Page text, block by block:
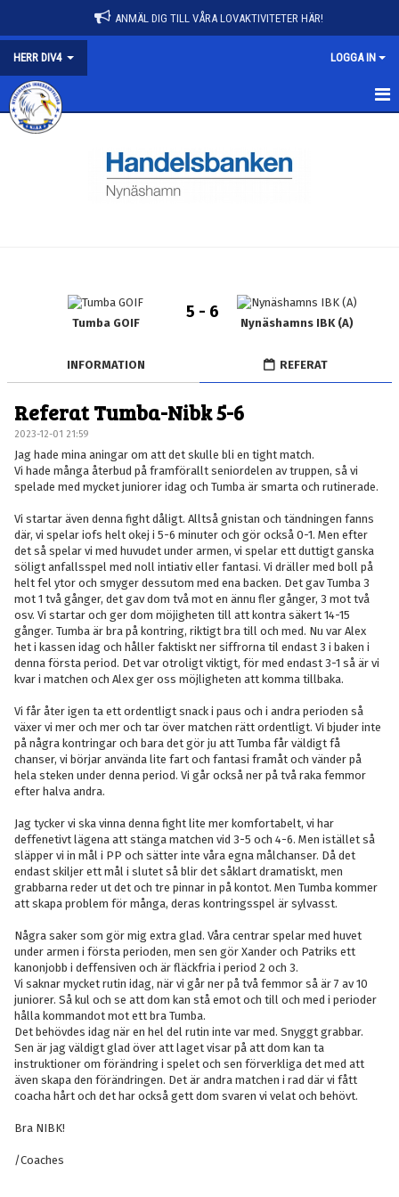
ANMÄL DIG TILL VÅRA LOVAKTIVITETER HÄR!
HERR DIV4 LOGGA IN
HERR DIV4
BILDGALLERI
DOKUMENT
Tumba GOIF
5 - 6
Nynäshamns IBK (A)
INFORMATION REFERAT
Referat Tumba-Nibk 5-6
2023-12-01 21:59
Jag hade mina aningar om att det skulle bli en tight match.
Vi hade många återbud på framförallt seniordelen av truppen, så vi
spelade med mycket juniorer idag och Tumba är smarta och rutinerade.
Vi startar även denna fight dåligt. Alltså gnistan och tändningen fanns
där, vi spelar iofs helt okej i 5-6 minuter och gör också 0-1. Men efter
det så spelar vi med huvudet under armen, vi spelar ett duttigt ganska
söligt anfallsspel med noll intiativ eller fantasi. Vi dräller med boll på
helt fel ytor och smyger dessutom med ena backen. Det gav Tumba 3
mot 1 två gånger, det gav dom två mot en ännu fler gånger, 3 mot två
osv. Vi startar och ger dom möjigheten till att kontra säkert 14-15
gånger. Tumba är bra på kontring, riktigt bra till och med. Nu var Alex
het i kassen idag och håller faktiskt ner siffrorna til endast 3 i baken i
denna första period. Det var otroligt viktigt, för med endast 3-1 så är vi
kvar i matchen och Alex ger oss möjligheten att komma tillbaka.
Vi får åter igen ta ett ordentligt snack i paus och i andra perioden så
växer vi mer och mer och tar över matchen rätt ordentligt. Vi bjuder inte
på några kontringar och bara det gör ju att Tumba får väldigt få
chanser, vi börjar använda lite fart och fantasi framåt och vänder på
hela steken under denna period. Vi går också ner på två raka femmor
efter halva andra.
Jag tycker vi ska vinna denna fight lite mer komfortabelt, vi har
deffenetivt lägena att stänga matchen vid 3-5 och 4-6. Men istället så
släpper vi in mål i PP och sätter inte våra egna målchanser. Då det
endast skiljer ett mål i slutet så blir det såklart dramatiskt, men
grabbarna reder ut det och tre pinnar in på kontot. Men Tumba kommer
att skapa problem för många, deras kontringsspel är sylvasst.
Några saker som gör mig extra glad. Våra centrar spelar med huvet
under armen i första perioden, men sen gör Xander och Patriks ett
kanonjobb i deffensiven och är fläckfria i period 2 och 3.
Vi saknar mycket rutin idag, när vi går ner på två femmor så är 7 av 10
juniorer. Så kul och se att dom kan stå emot och till och med i perioder
hålla kommandot mot ett bra Tumba.
Det behövdes idag när en hel del rutin inte var med. Snyggt grabbar.
Sen är jag väldigt glad över att laget visar på att dom kan ta
instruktioner om förändring i spelet och sen förverkliga det med att
även skapa den förändringen. Det är andra matchen i rad där vi fått
coacha hårt och det har också gett dom svaren vi velat och behövt.
Bra NIBK!
/Coaches